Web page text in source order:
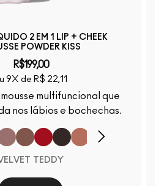
2 EM 1 LIP + CHEEK
POWDER KISS
R$199,00
9X de R$ 22,11
multifuncional que
nos lábios e bochechas.
TEDDY